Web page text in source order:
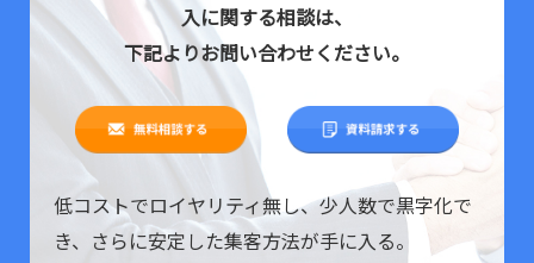
入に関する相談は、
下記よりお問い合わせください。
低コストでロイヤリティ無し、少人数で黒字化で
き、さらに安定した集客方法が手に入る。